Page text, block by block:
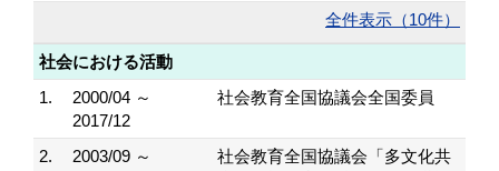
全件表示（10件）
社会における活動
1.
2000/04 ～
2017/12
社会教育全国協議会全国委員
2.
2003/09 ～
社会教育全国協議会「多文化共